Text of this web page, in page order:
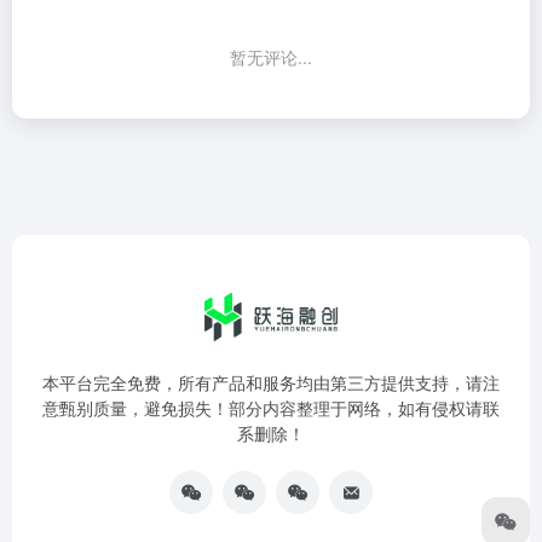
暂无评论...
本平台完全免费，所有产品和服务均由第三方提供支持，请注
意甄别质量，避免损失！部分内容整理于网络，如有侵权请联
系删除！